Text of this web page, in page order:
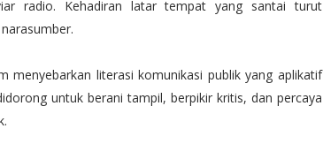
radio. Kehadiran latar tempat yang santai turut
menyebarkan literasi komunikasi publik yang aplikatif
untuk berani tampil, berpikir kritis, dan percaya